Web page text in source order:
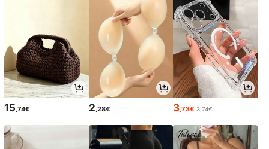
15,74€ 2,28€ 3,73€ 3,74€